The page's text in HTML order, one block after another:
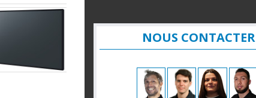
NOUS CONTACTER